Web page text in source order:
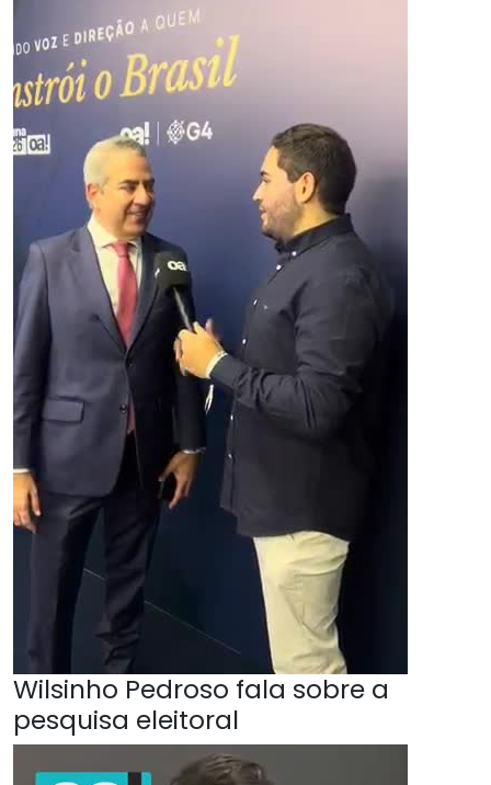
Wilsinho Pedroso fala sobre a
pesquisa eleitoral